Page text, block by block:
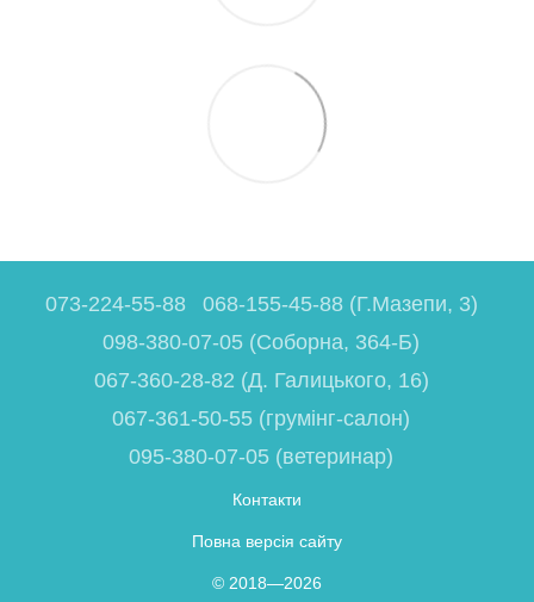
073-224-55-88
068-155-45-88 (Г.Мазепи, 3)
098-380-07-05 (Соборна, 364-Б)
067-360-28-82 (Д. Галицького, 16)
067-361-50-55 (грумінг-салон)
095-380-07-05 (ветеринар)
Контакти
Повна версія сайту
© 2018—2026